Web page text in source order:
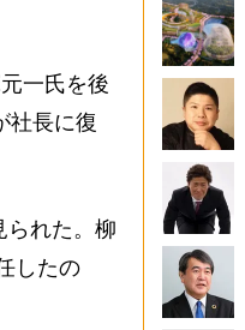
一氏を後
社長に復
られた。柳
したの